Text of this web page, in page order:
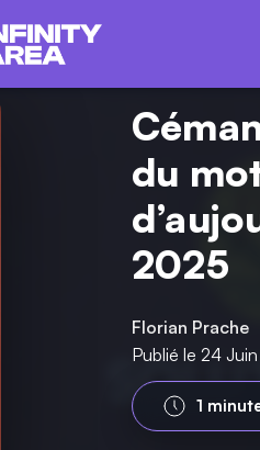
du
2025
Florian Prache
Publié le 24
1